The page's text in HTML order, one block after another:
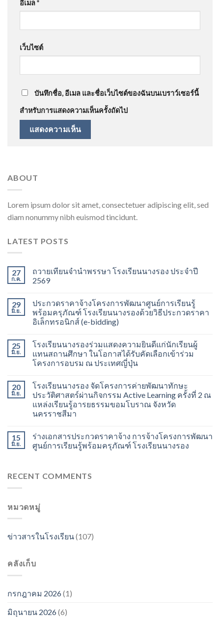
อีเมล*
เว็บไซต์
บันทึกชื่อ, อีเมล และชื่อเว็บไซต์ของฉันบนเบราว์เซอร์นี้
สำหรับการแสดงความเห็นครั้งถัดไป
ABOUT
Lorem ipsum dolor sit amet, consectetuer adipiscing elit, sed
diam nonummy nibh euismod tincidunt.
LATEST POSTS
27
ก.ค.
ถวายเทียนจำนำพรรษา โรงเรียนนางรอง ประจำปี
2569
29
มิ.ย.
ประกวดราคาจ้างโครงการพัฒนาศูนย์การเรียนรู้
พร้อมครุภัณฑ์ โรงเรียนนางรองด้วยวิธีประกวดราคา
อิเล็กทรอนิกส์ (e-bidding)
25
มิ.ย.
โรงเรียนนางรองร่วมแสดงความยินดีแก่นักเรียนผู้
แทนสถานศึกษา ในโอกาสได้รับคัดเลือกเข้าร่วม
โครงการอบรม ณ ประเทศญี่ปุ่น
20
มิ.ย.
โรงเรียนนางรอง จัดโครงการค่ายพัฒนาทักษะ
ประวัติศาสตร์ผ่านกิจกรรม Active Learning ครั้งที่ 2 ณ
แหล่งเรียนรู้อารยธรรมขอมโบราณ จังหวัด
นครราชสีมา
15
มิ.ย.
ร่างเอกสารประกวดราคาจ้าง การจ้างโครงการพัฒนา
ศูนย์การเรียนรู้พร้อมครุภัณฑ์ โรงเรียนนางรอง
RECENT COMMENTS
หมวดหมู่
ข่าวสารในโรงเรียน(107)
คลังเก็บ
กรกฎาคม 2026(1)
มิถุนายน 2026(6)